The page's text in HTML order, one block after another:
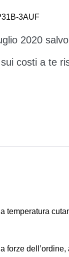
3AUF
2020
costi a te
temperatura
dell’ordine,